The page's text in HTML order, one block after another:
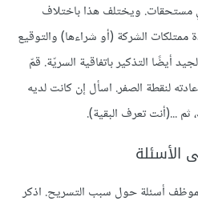
ويختلف هذا باختلاف
ممتلكات الشركة (أو شراءها) والتوقيع
أيضًا التذكير باتفاقية السريّة. قمّ
لنقطة الصفر. اسأل إن كانت لديه
ثم ...(أنت تعرف البقية).
أسئلة حول سبب التسريح. اذكر